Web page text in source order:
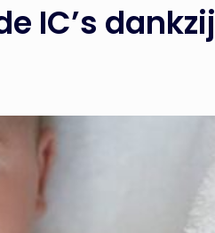
IC’s dankzij